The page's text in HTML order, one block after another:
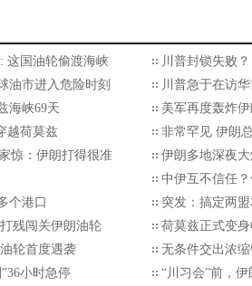
这国油轮偷渡海峡
川普封锁失败
市进入危险时刻
川普急于在访
海峡69天
美军再度轰炸
越荷莫兹
非常罕见 伊朗
惊：伊朗打得很准
伊朗多地深夜
中伊互不信任
个港口
突发：搞定两
残闯关伊朗油轮
荷莫兹正式变
轮首度遇袭
无条件交出浓
小时急停
“川习会”前，